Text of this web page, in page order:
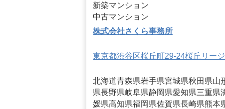
新築マンション
中古マンション
株式会社さくら事務所
東京都渋谷区桜丘町29-24桜丘リー
北海道青森県岩手県宮城県秋田県山
県長野県岐阜県静岡県愛知県三重県
媛県高知県福岡県佐賀県長崎県熊本